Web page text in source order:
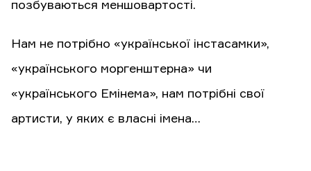
позбуваються меншовартості.
Нам не потрібно «української інстасамки»,
«українського моргенштерна» чи
«українського Емінема», нам потрібні свої
артисти, у яких є власні імена…